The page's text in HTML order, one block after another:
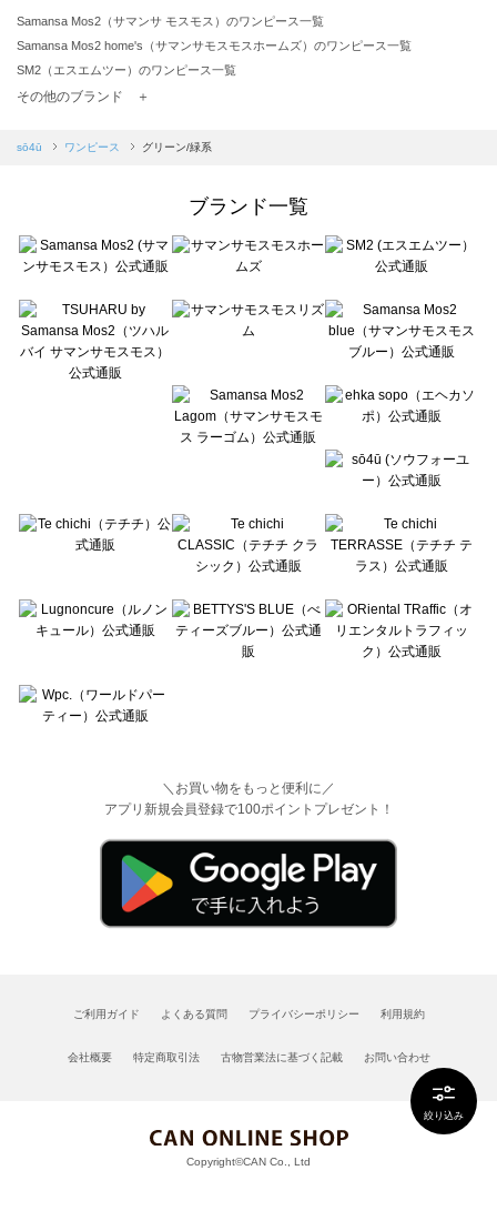
絞り込み
Samansa Mos2（サマンサ モスモス）のワンピース一覧
Samansa Mos2 home's（サマンサモスモスホームズ）のワンピース一覧
SM2（エスエムツー）のワンピース一覧
TSUHARU by Samansa Mos2（ツハルバイサマンサモスモス）のワンピース一覧
Samansa Mos2 blue（サマンサモスモス ブルー）のワンピース一覧
sō4ū（ソウフォーユー）のワンピース一覧
Te chichi（テチチ）のワンピース一覧
Te chichi CLASSIC（テチチ クラシック）のワンピース一覧
Lugnoncure（ルノンキュール）のワンピース一覧
BETTY'S BLUE（べティーズブルー）のワンピース一覧
Wpc.（ワールドパーティー）のワンピース一覧
その他のブランド ＋
sō4ū ワンピース グリーン/緑系
ブランド一覧
＼お買い物をもっと便利に／
アプリ新規会員登録で100ポイントプレゼント！
ご利用ガイド よくある質問 プライバシーポリシー 利用規約
会社概要 特定商取引法 古物営業法に基づく記載 お問い合わせ
Copyright©CAN Co., Ltd